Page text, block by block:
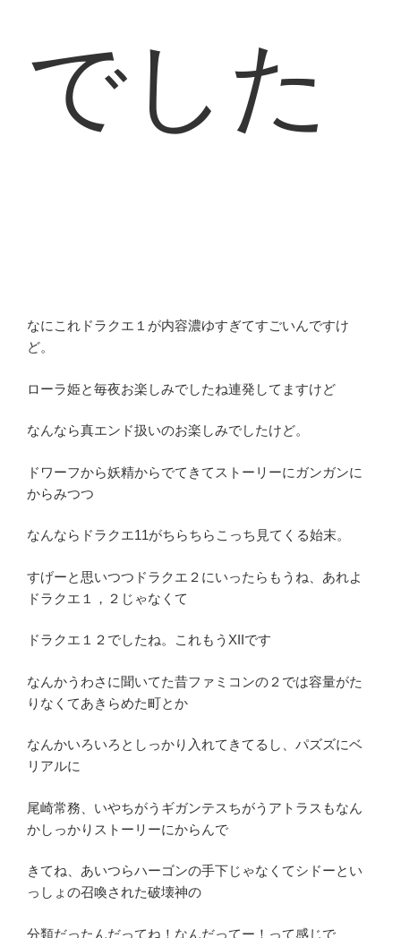
でした
なにこれドラクエ１が内容濃ゆすぎてすごいんですけ
ど。
ローラ姫と毎夜お楽しみでしたね連発してますけど
なんなら真エンド扱いのお楽しみでしたけど。
ドワーフから妖精からでてきてストーリーにガンガンに
からみつつ
なんならドラクエ11がちらちらこっち見てくる始末。
すげーと思いつつドラクエ２にいったらもうね、あれよ
ドラクエ１，２じゃなくて
ドラクエ１２でしたね。これもうXIIです
なんかうわさに聞いてた昔ファミコンの２では容量がた
りなくてあきらめた町とか
なんかいろいろとしっかり入れてきてるし、パズズにベ
リアルに
尾崎常務、いやちがうギガンテスちがうアトラスもなん
かしっかりストーリーにからんで
きてね、あいつらハーゴンの手下じゃなくてシドーとい
っしょの召喚された破壊神の
分類だったんだってね！なんだってー！って感じで